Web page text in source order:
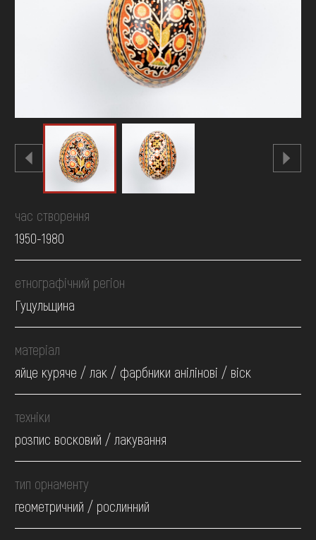
ОНЛАЙН-КРАМНИЦЯ
час створення
1950-1980
етнографічний регіон
Гуцульщина
матеріал
яйце куряче / лак / фарбники анілінові / віск
техніки
розпис восковий / лакування
тип орнаменту
геометричний / рослинний